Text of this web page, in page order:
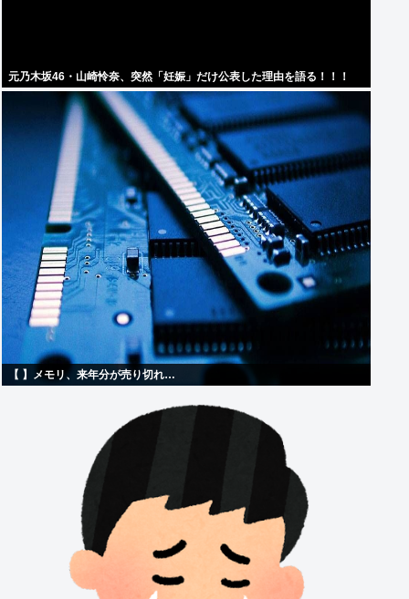
元乃木坂46・山崎怜奈、突然「妊娠」だけ公表した理由を語る！！！
【 】メモリ、来年分が売り切れ…